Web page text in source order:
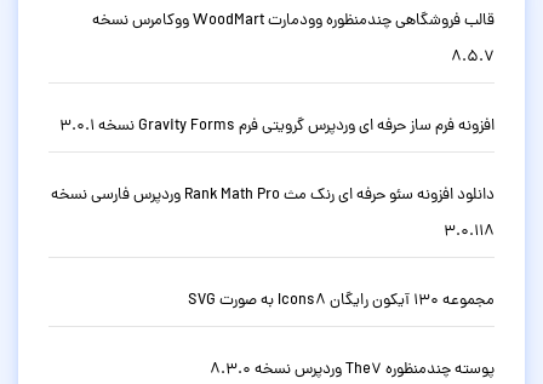
قالب فروشگاهی چندمنظوره وودمارت WoodMart ووکامرس نسخه
8.5.7
افزونه فرم ساز حرفه ای وردپرس گرویتی فرم Gravity Forms نسخه 3.0.1
دانلود افزونه سئو حرفه ای رنک مث Rank Math Pro وردپرس فارسی نسخه
3.0.118
مجموعه 130 آیکون رایگان Icons8 به صورت SVG
پوسته چندمنظوره The7 وردپرس نسخه 8.3.0